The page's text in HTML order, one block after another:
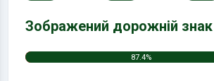
Зображений дорожній знак
87.4%